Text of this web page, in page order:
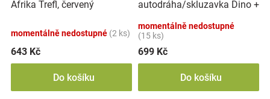
Blog
Hračkářství
u
t
ů
Afrika Trefl, červený
momentálně nedostupné (2 ks)
643 Kč
Do košíku
autodráha/skluzavka Dino +
momentálně nedostupné
(15 ks)
699 Kč
Do košíku